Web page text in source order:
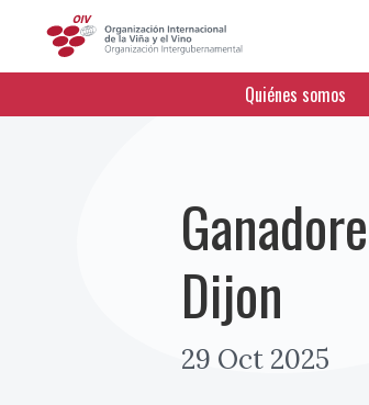
Menú de
Quiénes somos
Dijon
29 Oct 2025